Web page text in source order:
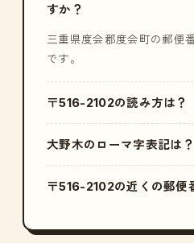
すか？
三重県度会郡度会町の郵便
です。
〒516-2102の読み方は？
大野木のローマ字表記は？
〒516-2102の近くの郵便